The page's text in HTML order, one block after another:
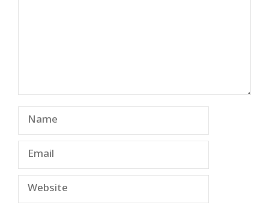
Name
Email
Website